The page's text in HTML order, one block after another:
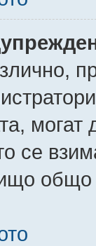
се
общо